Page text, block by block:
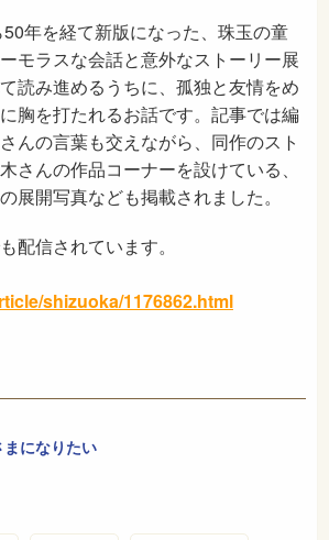
年を経て新版になった、珠玉の童
モラスな会話と意外なストーリー展
読み進めるうちに、孤独と友情をめ
胸を打たれるお話です。記事では編
んの言葉も交えながら、同作のスト
さんの作品コーナーを設けている、
展開写真なども掲載されました。
配信されています。
shizuoka/1176862.html
まになりたい